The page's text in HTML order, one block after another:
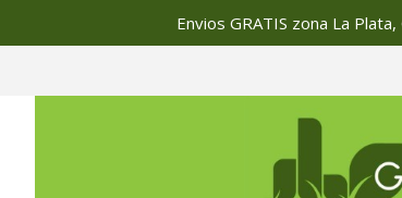
Envios GRATIS zona La